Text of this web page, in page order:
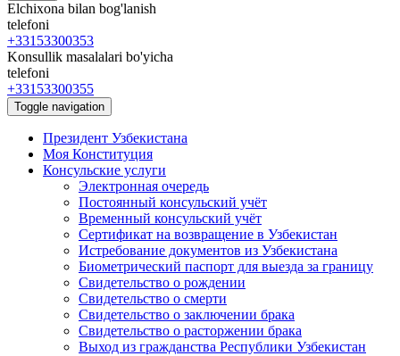
Elchixona bilan bog'lanish
telefoni
+33153300353
Konsullik masalalari bo'yicha
telefoni
+33153300355
Toggle navigation
Президент Узбекистана
Моя Конституция
Консульские услуги
Электронная очередь
Постоянный консульский учёт
Временный консульский учёт
Сертификат на возвращение в Узбекистан
Истребование документов из Узбекистана
Биометрический паспорт для выезда за границу
Свидетельство о рождении
Свидетельство о смерти
Свидетельство о заключении брака
Свидетельство о расторжении брака
Выход из гражданства Республики Узбекистан